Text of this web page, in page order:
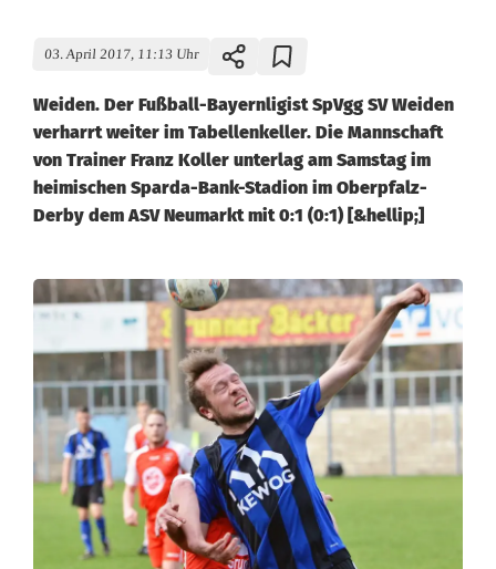
03. April 2017, 11:13 Uhr
Weiden. Der Fußball-Bayernligist SpVgg SV Weiden
verharrt weiter im Tabellenkeller. Die Mannschaft
von Trainer Franz Koller unterlag am Samstag im
heimischen Sparda-Bank-Stadion im Oberpfalz-
Derby dem ASV Neumarkt mit 0:1 (0:1) [&hellip;]